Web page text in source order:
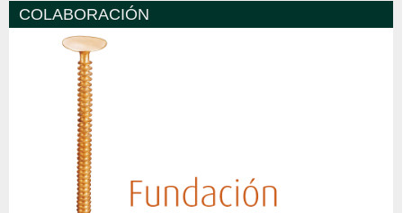
COLABORACIÓN